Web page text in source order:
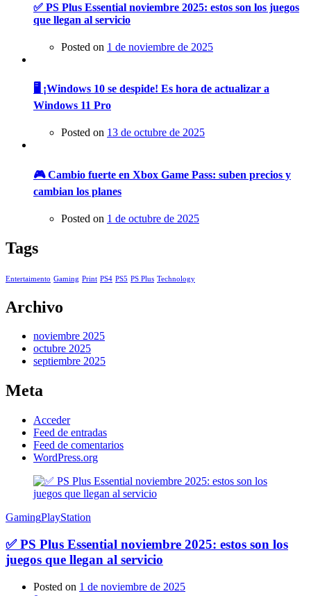
✅ PS Plus Essential noviembre 2025: estos son los juegos
que llegan al servicio
Posted on 1 de noviembre de 2025
🖥️ ¡Windows 10 se despide! Es hora de actualizar a
Windows 11 Pro
Posted on 13 de octubre de 2025
🎮 Cambio fuerte en Xbox Game Pass: suben precios y
cambian los planes
Posted on 1 de octubre de 2025
Tags
Entertaimento Gaming Print PS4 PS5 PS Plus Technology
Archivo
noviembre 2025
octubre 2025
septiembre 2025
Meta
Acceder
Feed de entradas
Feed de comentarios
WordPress.org
GamingPlayStation
✅ PS Plus Essential noviembre 2025: estos son los
juegos que llegan al servicio
Posted on 1 de noviembre de 2025